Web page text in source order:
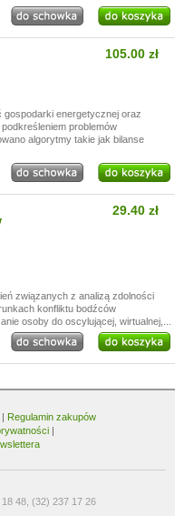
105.00 zł
energetycznej oraz
problemów
algorytmy takie jak bilanse
29.40 zł
związanych z analizą zdolności
konfliktu bodźców
osoby do oscylującej, wirtualnej,...
| Regulamin zakupów
|
48, (32) 237 17 26